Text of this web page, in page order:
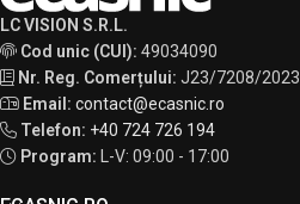
LC VISION S.R.L.
Cod unic (CUI): 49034090
Nr. Reg. Comerțului: J23/7208/2023
Email: contact@ecasnic.ro
Telefon: +40 724 726 194
Program:
L-V: 09:00 - 17:00